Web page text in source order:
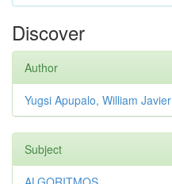
Discover
Author
Yugsi Apupalo, William Javier
Subject